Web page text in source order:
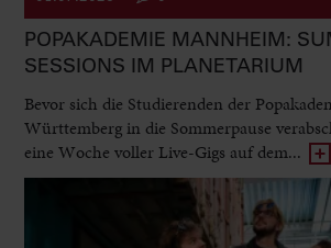
POPAKADEMIE MANNHEIM:
SESSIONS IM PLANETARIUM
Bevor sich die Studierenden der
Württemberg in die Sommerpause
eine Woche voller Live-Gigs auf dem...